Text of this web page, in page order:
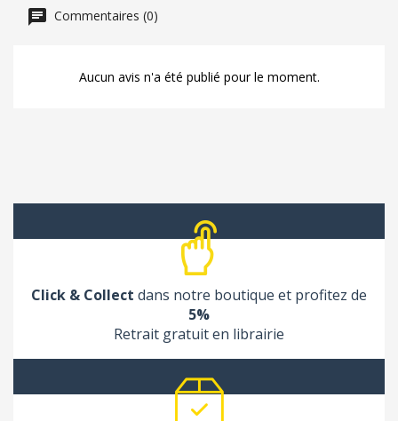
Commentaires (0)
Aucun avis n'a été publié pour le moment.
Click & Collect dans notre boutique et profitez de
5%
Retrait gratuit en librairie